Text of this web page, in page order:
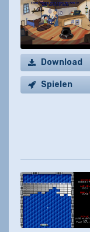
Download
Spielen